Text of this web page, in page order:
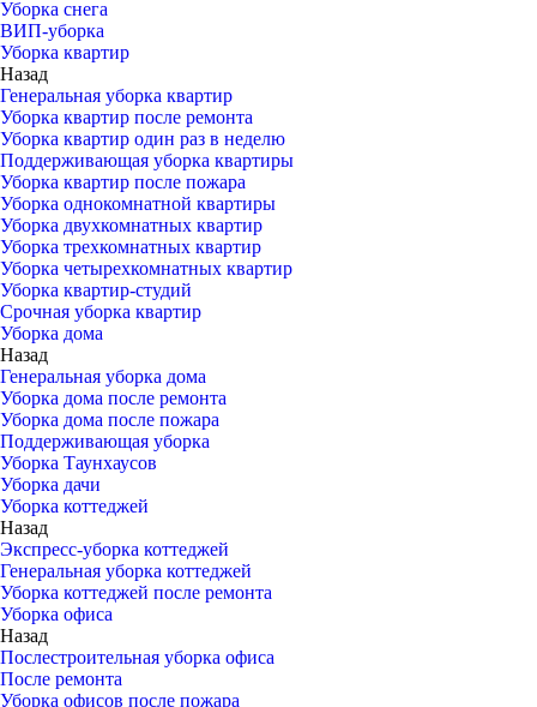
Уборка снега
ВИП-уборка
Уборка квартир
Назад
Генеральная уборка квартир
Уборка квартир после ремонта
Уборка квартир один раз в неделю
Поддерживающая уборка квартиры
Уборка квартир после пожара
Уборка однокомнатной квартиры
Уборка двухкомнатных квартир
Уборка трехкомнатных квартир
Уборка четырехкомнатных квартир
Уборка квартир-студий
Срочная уборка квартир
Уборка дома
Назад
Генеральная уборка дома
Уборка дома после ремонта
Уборка дома после пожара
Поддерживающая уборка
Уборка Таунхаусов
Уборка дачи
Уборка коттеджей
Назад
Экспресс-уборка коттеджей
Генеральная уборка коттеджей
Уборка коттеджей после ремонта
Уборка офиса
Назад
Послестроительная уборка офиса
После ремонта
Уборка офисов после пожара